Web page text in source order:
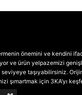
önemini ve kendini
ve ürün yelpazemizi
taşıyabilirsiniz.
şımartmak için 3KA’yı